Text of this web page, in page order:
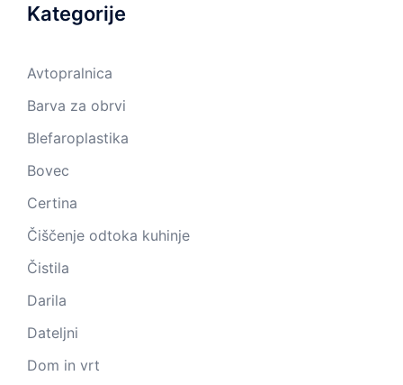
Kategorije
Avtopralnica
Barva za obrvi
Blefaroplastika
Bovec
Certina
Čiščenje odtoka kuhinje
Čistila
Darila
Dateljni
Dom in vrt